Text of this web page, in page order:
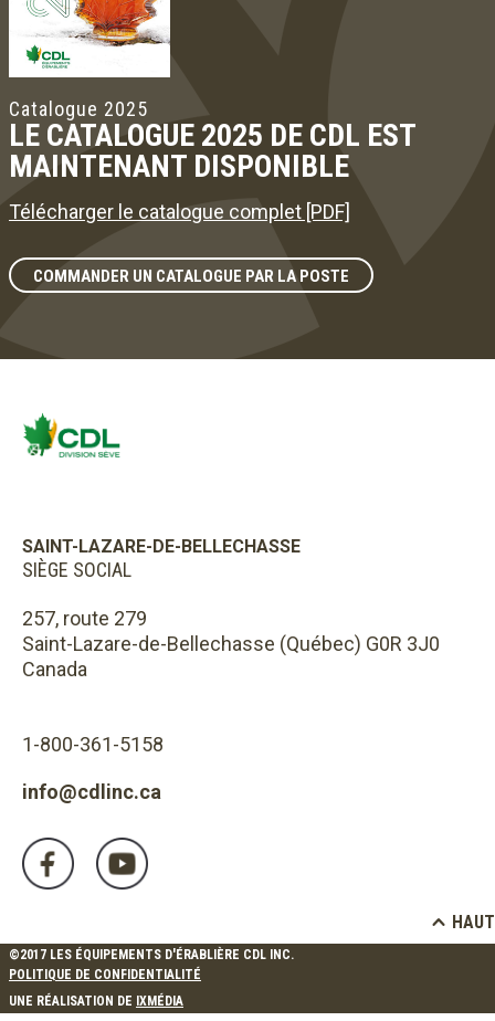
Catalogue 2025
LE CATALOGUE 2025 DE CDL EST
MAINTENANT DISPONIBLE
Télécharger le catalogue complet [PDF]
COMMANDER UN CATALOGUE PAR LA POSTE
SAINT-LAZARE-DE-BELLECHASSE
SIÈGE SOCIAL
257, route 279
Saint-Lazare-de-Bellechasse (Québec) G0R 3J0
Canada
1-800-361-5158
info@cdlinc.ca
HAUT
©2017 LES ÉQUIPEMENTS D'ÉRABLIÈRE CDL INC.
POLITIQUE DE CONFIDENTIALITÉ
UNE RÉALISATION DE IXMÉDIA